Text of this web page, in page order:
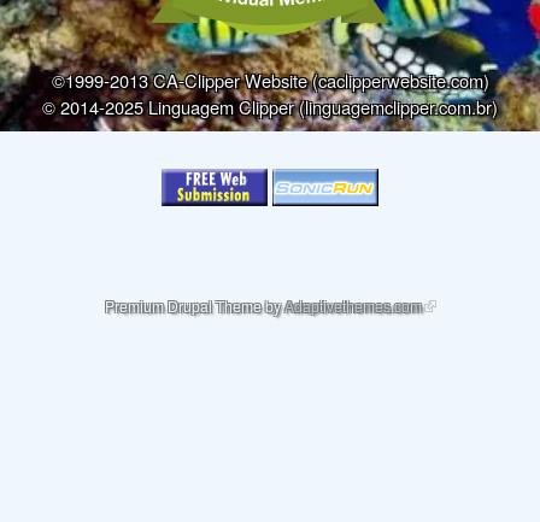
©1999-2013 CA-Clipper Website (caclipperwebsite.com)
© 2014-2025 Linguagem Clipper (linguagemclipper.com.br)
Premium Drupal Theme byAdaptivethemes.com(link is external)